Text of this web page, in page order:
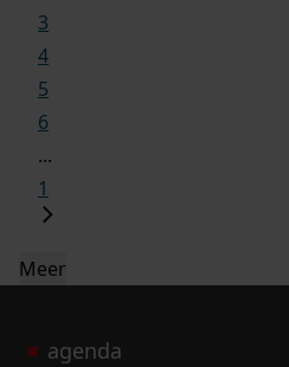
3
4
5
6
...
1
Meer
agenda